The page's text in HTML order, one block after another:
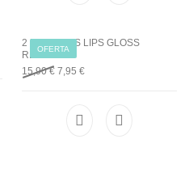
OFERTA
2 UNIDADES LIPS GLOSS
REVLON
15,90€ Original price was: 15,90 €.
7,95 €Current price is: 7,95 €.